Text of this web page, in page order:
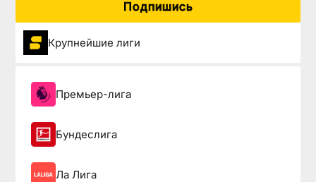
Подпишись
Крупнейшие лиги
Премьер-лига
Бундеслига
Ла Лига